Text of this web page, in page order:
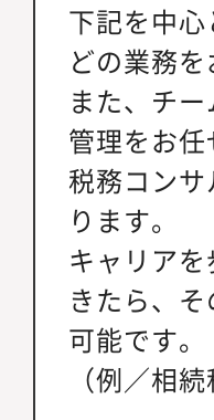
下記を中
どの業務を
また、チ
管理をお
税務コン
ります。
キャリア
きたら、
可能です。
（例／相